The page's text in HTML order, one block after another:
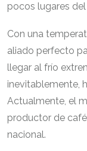
pocos lugares
Con una
aliado perfecto
llegar al frío
inevitablemente,
Actualmente, el
productor de
nacional.